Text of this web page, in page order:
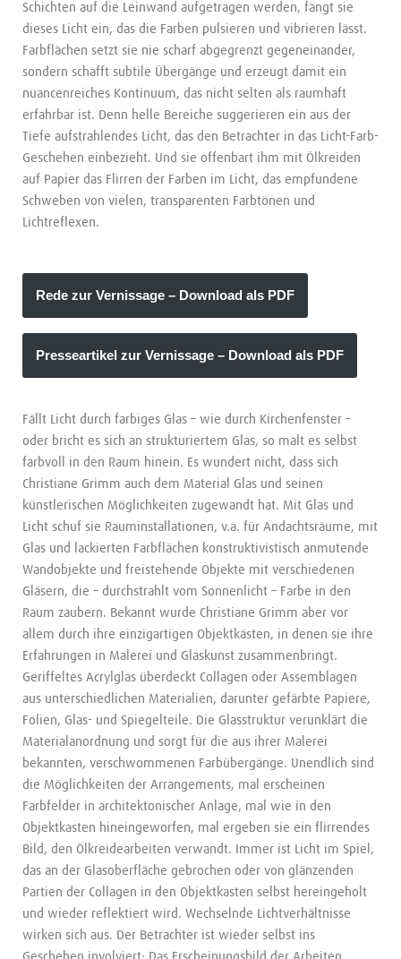
Schichten auf die Leinwand aufgetragen werden, fängt sie
dieses Licht ein, das die Farben pulsieren und vibrieren lässt.
Farbflächen setzt sie nie scharf abgegrenzt gegeneinander,
sondern schafft subtile Übergänge und erzeugt damit ein
nuancenreiches Kontinuum, das nicht selten als raumhaft
erfahrbar ist. Denn helle Bereiche suggerieren ein aus der
Tiefe aufstrahlendes Licht, das den Betrachter in das Licht-Farb-
Geschehen einbezieht. Und sie offenbart ihm mit Ölkreiden
auf Papier das Flirren der Farben im Licht, das empfundene
Schweben von vielen, transparenten Farbtönen und
Lichtreflexen.
Rede zur Vernissage – Download als PDF
Presseartikel zur Vernissage – Download als PDF
Fällt Licht durch farbiges Glas – wie durch Kirchenfenster –
oder bricht es sich an strukturiertem Glas, so malt es selbst
farbvoll in den Raum hinein. Es wundert nicht, dass sich
Christiane Grimm auch dem Material Glas und seinen
künstlerischen Möglichkeiten zugewandt hat. Mit Glas und
Licht schuf sie Rauminstallationen, v.a. für Andachtsräume, mit
Glas und lackierten Farbflächen konstruktivistisch anmutende
Wandobjekte und freistehende Objekte mit verschiedenen
Gläsern, die – durchstrahlt vom Sonnenlicht – Farbe in den
Raum zaubern. Bekannt wurde Christiane Grimm aber vor
allem durch ihre einzigartigen Objektkästen, in denen sie ihre
Erfahrungen in Malerei und Glaskunst zusammenbringt.
Geriffeltes Acrylglas überdeckt Collagen oder Assemblagen
aus unterschiedlichen Materialien, darunter gefärbte Papiere,
Folien, Glas- und Spiegelteile. Die Glasstruktur verunklärt die
Materialanordnung und sorgt für die aus ihrer Malerei
bekannten, verschwommenen Farbübergänge. Unendlich sind
die Möglichkeiten der Arrangements, mal erscheinen
Farbfelder in architektonischer Anlage, mal wie in den
Objektkasten hineingeworfen, mal ergeben sie ein flirrendes
Bild, den Ölkreidearbeiten verwandt. Immer ist Licht im Spiel,
das an der Glasoberfläche gebrochen oder von glänzenden
Partien der Collagen in den Objektkasten selbst hereingeholt
und wieder reflektiert wird. Wechselnde Lichtverhältnisse
wirken sich aus. Der Betrachter ist wieder selbst ins